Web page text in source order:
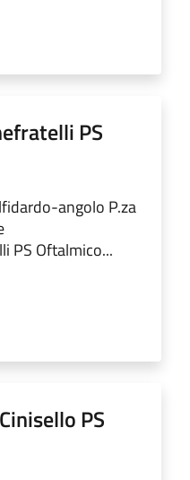
PS
angolo P.za
PS Oftalmico...
PS